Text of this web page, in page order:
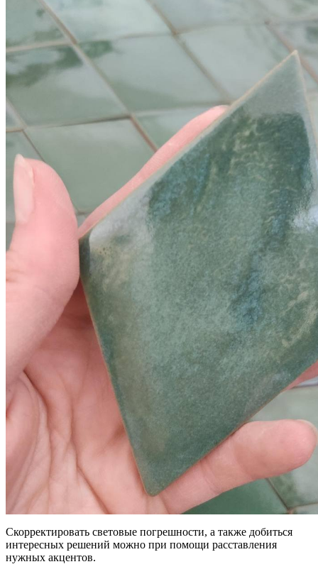
Скорректировать световые погрешности, а также добиться
интересных решений можно при помощи расставления
нужных акцентов.